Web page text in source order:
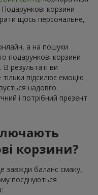
Подарункові корзини
щось персональне,
а на пошуки
подарункові корзини
результаті ви
підсилює емоцію
надовго.
і потрібний презент
корзини?
завжди баланс смаку,
поєднуються